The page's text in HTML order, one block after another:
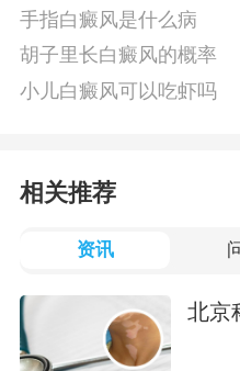
手指白癜风是什么病
胡子里长白癜风的概率
小儿白癜风可以吃虾吗
相关推荐
资讯
北京